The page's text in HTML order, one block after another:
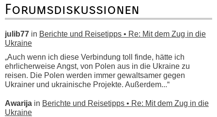
Forumsdiskussionen
julib77 in Berichte und Reisetipps • Re: Mit dem Zug in die
Ukraine
„Auch wenn ich diese Verbindung toll finde, hätte ich
ehrlicherweise Angst, von Polen aus in die Ukraine zu
reisen. Die Polen werden immer gewaltsamer gegen
Ukrainer und ukrainische Projekte. Außerdem...“
Awarija in Berichte und Reisetipps • Re: Mit dem Zug in die
Ukraine